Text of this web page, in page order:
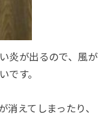
炎が出るので、風が
です。
消えてしまったり、